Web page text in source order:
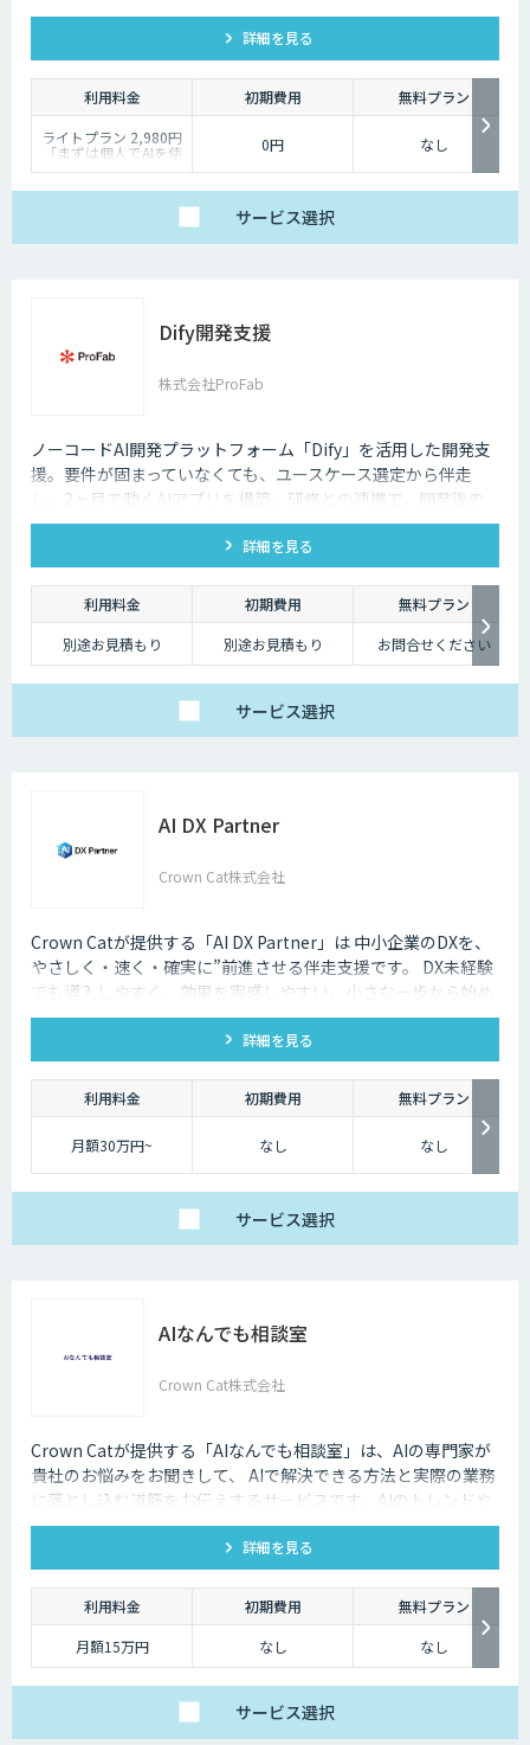
活用できるAIエージェントです 。資料作成や返信工数を最大
80%削減し、商談獲得までを自動化します。
詳細を見る
利用料金 初期費用
無料プラン
ライトプラン 2,980円
「まずは個人でAIを使
い倒したい」方に
で、日々の壁打ちや調
※AIスライド作成など
「チームで業務を劇的
に変えたい」方に
・5名様まで一律料金
で使い放題
・全機能制限なし！ AI
を最大化
0円 なし
サービス選択
Dify開発支援
株式会社ProFab
ノーコードAI開発プラットフォーム「Dify」を活用した開発支
援。要件が固まっていなくても、ユースケース選定から伴走
し、2ヶ月で動くAIアプリを構築。研修との連携で、開発後の
内製化・自走までサポートします。
詳細を見る
利用料金 初期費用
無料プラン
別途お見積もり
別途お見積もり お問合せください
サービス選択
AI DX Partner
Crown Cat株式会社
Crown Catが提供する「AI DX Partner」は 中小企業のDXを、
やさしく・速く・確実に”前進させる伴走支援です。 DX未経験
でも導入しやすく、効果を実感しやすい、小さな一歩から始め
るDX支援サービスです。 AI DX Partnerは、大手企業のDX支援
で培ったノウハウをベースに、 地方・中小企業のための“現実
的なDX”を設計・実装・運用まで一貫して支援いたします。 私
たちは、コンサル×開発×AIの力で、現場に寄り添った 『ちょ
うどいいDX』を実現します。
詳細を見る
利用料金 初期費用 無料プラン
月額30万円~ なし なし
サービス選択
AIなんでも相談室
Crown Cat株式会社
Crown Catが提供する「AIなんでも相談室」は、AIの専門家が
貴社のお悩みをお聞きして、 AIで解決できる方法と実際の業務
に落とし込む道筋をお伝えするサービスです。AIのトレンドや
最新の事例はもちろん、自社にあった活用を安価にクイックに
詳細を見る
利用料金 初期費用
無料プラン
月額15万円
なし なし
サービス選択